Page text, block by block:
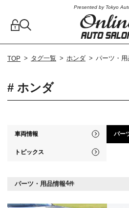
Presented by Tokyo
TOP タグ一覧 ホンダ パーツ・用
# ホンダ
車両情報 パー
トピックス
パーツ・用品情報4件